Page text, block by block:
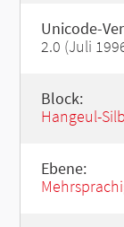
Unicode-
2.0 (Juli
Block:
Hangeul-
Ebene: